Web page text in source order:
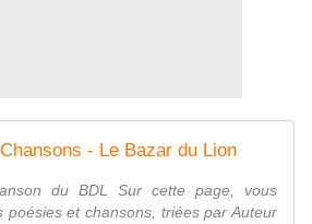
- Le Bazar du Lion
du BDL Sur cette page, vous
poésies et chansons, triées par Auteur